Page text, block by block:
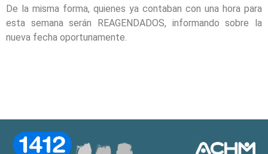
De la misma forma, quienes ya contaban con una hora para
esta semana serán REAGENDADOS, informando sobre la
nueva fecha oportunamente.